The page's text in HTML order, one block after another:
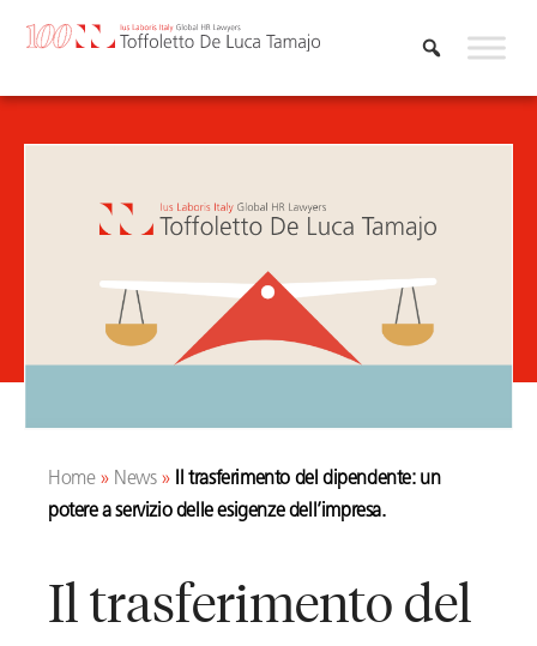
Home» News»
Il trasferimento del dipendente: un
potere a servizio delle esigenze dell’impresa.
Il trasferimento del